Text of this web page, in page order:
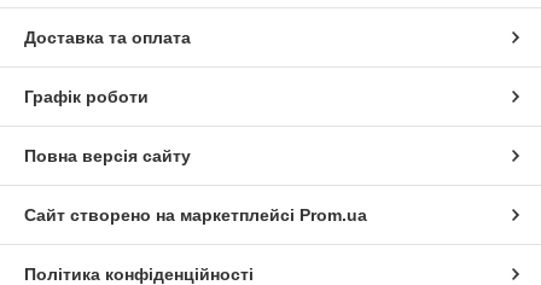
Доставка та оплата
Графік роботи
Повна версія сайту
Сайт створено на маркетплейсі Prom.ua
Політика конфіденційності